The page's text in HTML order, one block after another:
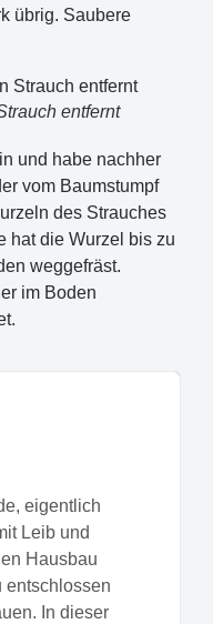
übrig. Saubere
entfernt
und habe nachher
vom Baumstumpf
des Strauches
hat die Wurzel bis zu
weggefräst.
im Boden
eigentlich
Leib und
Hausbau
entschlossen
In dieser